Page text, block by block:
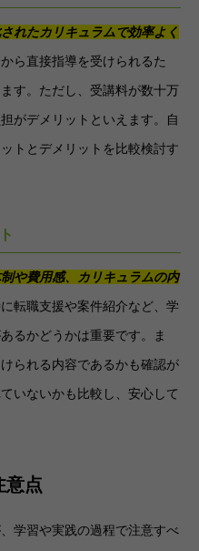
れたカリキュラムで効率よく
ら直接指導を受けられるた
す。ただし、受講料が数十万
がデメリットといえます。自
トとデメリットを比較検討す
や費用感、カリキュラムの内
転職支援や案件紹介など、学
るかどうかは重要です。ま
られる内容であるかも確認が
いないかも比較し、安心して
意点
学習や実践の過程で注意すべ